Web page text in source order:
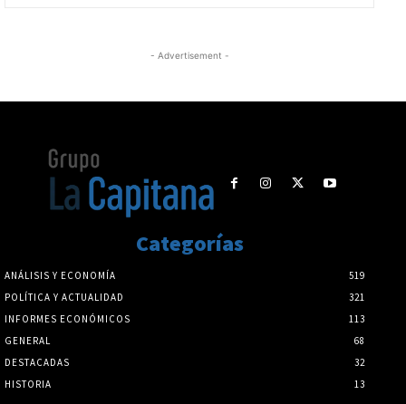
- Advertisement -
Categorías
ANÁLISIS Y ECONOMÍA
519
POLÍTICA Y ACTUALIDAD
321
INFORMES ECONÓMICOS
113
GENERAL
68
DESTACADAS
32
HISTORIA
13